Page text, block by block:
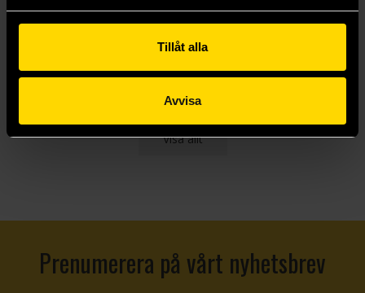
Tillåt alla
Avvisa
279 kr 319 kr
Visa allt
Prenumerera på vårt nyhetsbrev